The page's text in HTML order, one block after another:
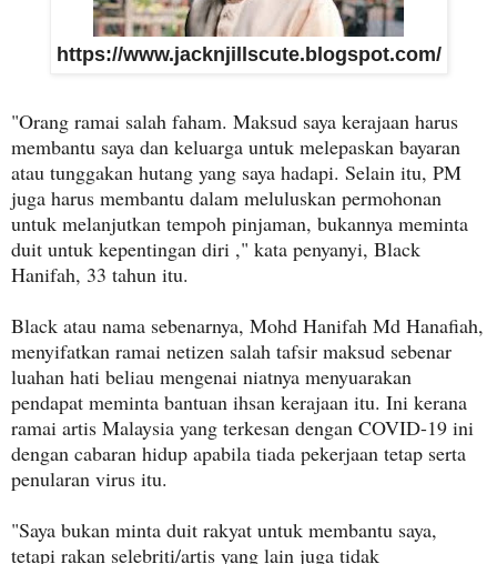
https://www.jacknjillscute.blogspot.com/
"Orang ramai salah faham. Maksud saya kerajaan harus
membantu saya dan keluarga untuk melepaskan bayaran
atau tunggakan hutang yang saya hadapi. Selain itu, PM
juga harus membantu dalam meluluskan permohonan
untuk melanjutkan tempoh pinjaman, bukannya meminta
duit untuk kepentingan diri ," kata penyanyi, Black
Hanifah, 33 tahun itu.
Black atau nama sebenarnya, Mohd Hanifah Md Hanafiah,
menyifatkan ramai netizen salah tafsir maksud sebenar
luahan hati beliau mengenai niatnya menyuarakan
pendapat meminta bantuan ihsan kerajaan itu. Ini kerana
ramai artis Malaysia yang terkesan dengan COVID-19 ini
dengan cabaran hidup apabila tiada pekerjaan tetap serta
penularan virus itu.
"Saya bukan minta duit rakyat untuk membantu saya,
tetapi rakan selebriti/artis yang lain juga tidak